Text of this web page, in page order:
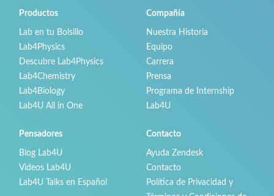
Productos
Lab en tu Bolsillo
Lab4Physics
Descubre Lab4Physics
Lab4Chemistry
Lab4Biology
Lab4U All in One
Compañía
Nuestra Historia
Equipo
Carrera
Prensa
Programa de Internship
Lab4U
Pensadores
Blog Lab4U
Videos Lab4U
Lab4U Talks en Español
Contacto
Ayuda Zendesk
Contacto
Política de Privacidad y